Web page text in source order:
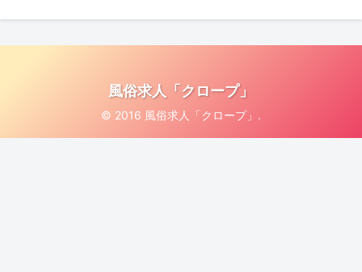
風俗求人「クロープ」
© 2016 風俗求人「クロープ」.